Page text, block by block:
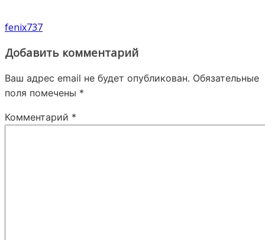
fenix737
Добавить комментарий
Ваш адрес email не будет опубликован. Обязательные
поля помечены *
Комментарий *